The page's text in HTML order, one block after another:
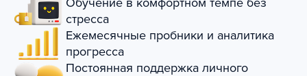
стресса
Ежемесячные пробники и аналитика
прогресса
Постоянная поддержка личного